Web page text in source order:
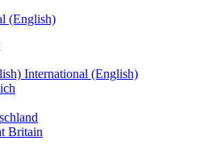
(English)
International (English)
Britain